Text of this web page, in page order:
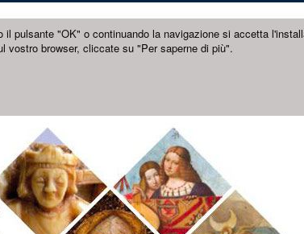
pulsante "OK" o continuando la navigazione si accetta
vostro browser, cliccate su "Per saperne di più".